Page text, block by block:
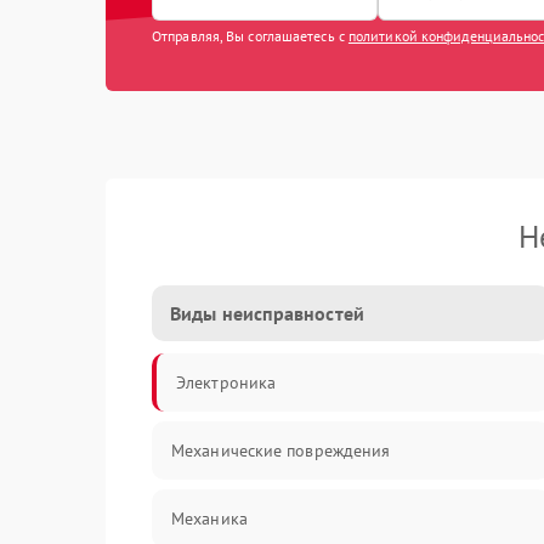
Отправляя, Вы соглашаетесь с политикой
Виды неисправностей
Электроника
Механические повреждения
Механика